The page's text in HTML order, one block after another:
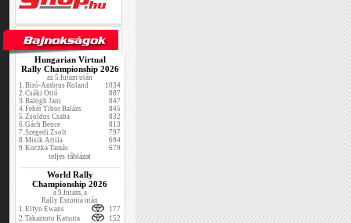
Hungarian Virtual
Rally Championship 2026
az 5.futam után
1.Biró-Ambrus Roland
1034
2.Csáki Ottó
887
3.Balogh Jani
847
4.Fehér Tibor Balázs
845
5.Zsoldos Csaba
832
6.Gách Bence
813
7.Szegedi Zsolt
797
8.Misik Attila
694
9.Koczka Tamás 679
teljes táblázat
World Rally
Championship 2026
a 9.futam, a
Rally Estonia után
1.Elfyn Ewans
177
2.Takamoto Katsuta
152